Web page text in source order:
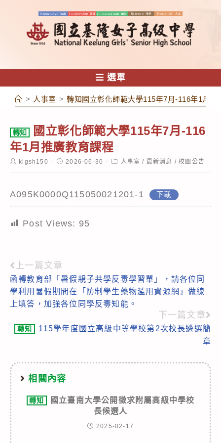
容
選單
> 人事室 > 轉知國立彰化師範大學115年7月-116年1月推
轉知
國立彰化師範大學115年7月-116
年1月推廣教育課程
Postklgsh150
Post2026-06-30
Post人事室 / 最新消息 / 校園公告
A095K0000Q115050021201-1 下載
Post Views: 95
Read
more
articles
上一篇文章
函轉教育部「暑假親子共學反毒學習單」，請各位同
學利用暑假期間在「防制學生藥物濫用資源網」做線
上填答，加強各位同學反毒知能。
下一篇文章
轉知
115學年度國立高級中等學校第2次校長遴選簡
章
相關內容
轉知
國立臺南大學公開徵求附屬高級中學校
長候選人
2025-02-17